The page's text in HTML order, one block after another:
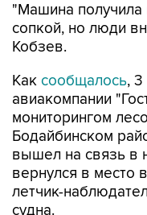
"Машина получила
сопкой, но люди
Кобзев.
Как сообщалось, 3
авиакомпании
мониторингом
Бодайбинском
вышел на связь в
вернулся в место
летчик-
судна.